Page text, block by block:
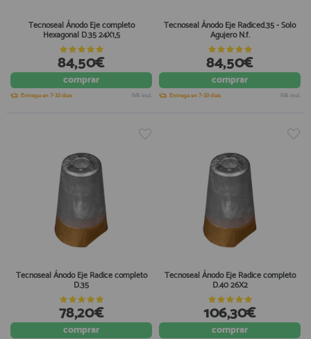
Tecnoseal Ánodo Eje completo
Hexagonal D.35 24X1,5
84,50€
comprar
Entrega en 7-10 días IVA incl.
Tecnoseal Ánodo Eje Radiced.35 - Solo
Agujero N.f.
84,50€
comprar
Entrega en 7-10 días IVA incl.
Tecnoseal Ánodo Eje Radice completo
D.35
78,20€
comprar
Tecnoseal Ánodo Eje Radice completo
D.40 26X2
106,30€
comprar